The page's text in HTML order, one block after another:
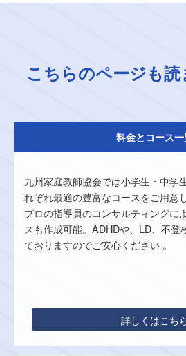
こちらのページも
料金とコース
九州家庭教師協会では小学生・中学
れぞれ最適の豊富なコースをご用意
プロの指導員のコンサルティングに
スも作成可能。ADHDや、LD、不登
ておりますのでご安心ください 。
詳しくはこち